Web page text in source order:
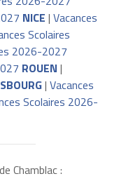
NICE | Vacances
Scolaires
2026-2027
ROUEN |
| Vacances
Scolaires 2026-
Chamblac :